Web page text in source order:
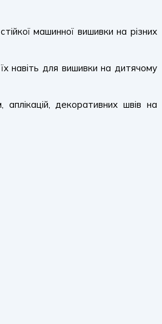
машинної вишивки на різних
навіть для вишивки на дитячому
декоративних швів на